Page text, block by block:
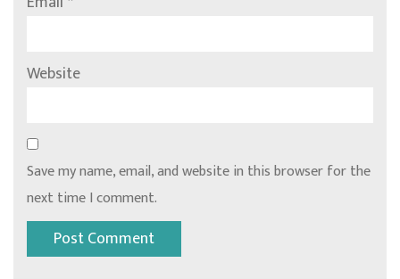
Website
Save my name, email, and website in this browser for the
next time I comment.